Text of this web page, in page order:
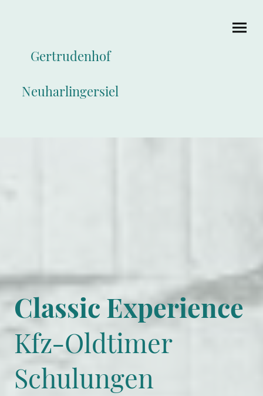
Gertrudenhof
Neuharlingersiel
Classic Experience
Kfz-Oldtimer
Schulungen